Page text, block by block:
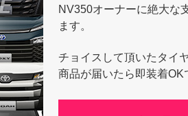
NV350オーナーに絶大な
ます。
チョイスして頂いたタイ
商品が届いたら即装着OK